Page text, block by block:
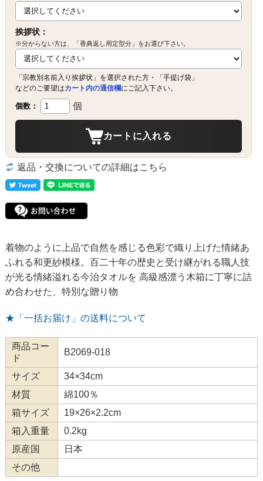
挨拶状：
※分からない方は、「香典返し用定型分」をお選び下さい。
「宗教別名前入り挨拶状」を選択された方・「手提げ袋」
などのご要望はカート内の通信欄にご記入下さい。
個数： 個
カートに入れる
返品・交換についての詳細はこちら
着物のように上品で自然を感じる色彩で織り上げた情緒あ
ふれる和更紗模様。百二十年の歴史と受け継がれる職人技
が光る情緒溢れる今治タオルを 高級感漂う木箱に丁寧に詰
め合わせた、特別な贈り物
★「一括お届け」の送料について
商品コー
ド
B2069-018
サイズ
34×34cm
材質
綿100％
箱サイズ
19×26×2.2cm
箱入重量
0.2kg
原産国
日本
その他